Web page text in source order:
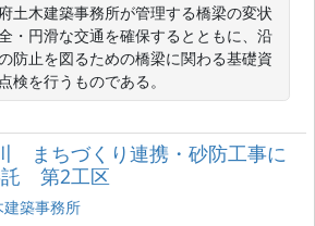
土木建築事務所が管理する橋梁の変状
・円滑な交通を確保するとともに、沿
防止を図るための橋梁に関わる基礎資
検を行うものである。
まちづくり連携・砂防工事に
第2工区
築事務所